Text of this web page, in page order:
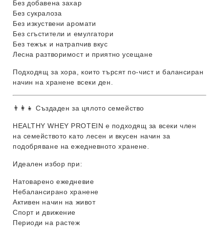
Без добавена захар
Без сукралоза
Без изкуствени аромати
Без сгъстители и емулгатори
Без тежък и натрапчив вкус
Лесна разтворимост и приятно усещане
Подходящ за хора, които търсят по-чист и балансиран
начин на хранене всеки ден.
👨‍👩‍👧 Създаден за цялото семейство
HEALTHY WHEY PROTEIN е подходящ за всеки член
на семейството като лесен и вкусен начин за
подобряване на ежедневното хранене.
Идеален избор при:
Натоварено ежедневие
Небалансирано хранене
Активен начин на живот
Спорт и движение
Периоди на растеж